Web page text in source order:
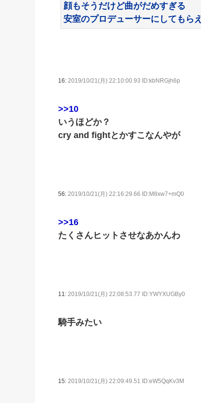
顔もそうだけど曲がだめすぎる
安室のプロデューサーにしてもらえ
16: 2019/10/21(月) 22:10:00.93 ID:kbNRGjh6p
>>10
いうほどか？
cry and fightとかすこなんやが
56: 2019/10/21(月) 22:16:29.66 ID:M8xw7+mQ0
>>16
たくさんヒットさせなあかんわ
11: 2019/10/21(月) 22:08:53.77 ID:YWYXUGBy0
騎手みたい
15: 2019/10/21(月) 22:09:49.51 ID:eW5QqKv3M